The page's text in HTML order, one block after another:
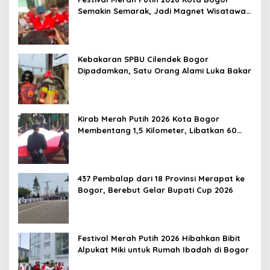
Semakin Semarak, Jadi Magnet Wisatawan
Kebakaran SPBU Cilendek Bogor
Dipadamkan, Satu Orang Alami Luka Bakar
Kirab Merah Putih 2026 Kota Bogor
Membentang 1,5 Kilometer, Libatkan 60
437 Pembalap dari 18 Provinsi Merapat ke
Bogor, Berebut Gelar Bupati Cup 2026
Festival Merah Putih 2026 Hibahkan Bibit
Alpukat Miki untuk Rumah Ibadah di Bogor